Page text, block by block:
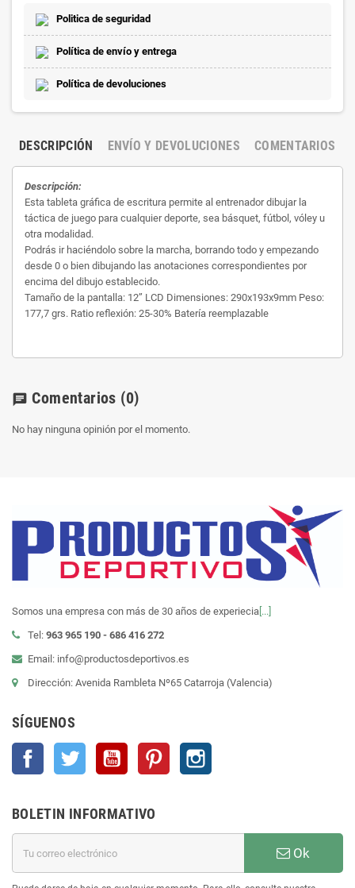
Politica de seguridad
Política de envío y entrega
Política de devoluciones
DESCRIPCIÓN ENVÍO Y DEVOLUCIONES COMENTARIOS
Descripción:
Esta tableta gráfica de escritura permite al entrenador dibujar la
táctica de juego para cualquier deporte, sea básquet, fútbol, vóley u
otra modalidad.
Podrás ir haciéndolo sobre la marcha, borrando todo y empezando
desde 0 o bien dibujando las anotaciones correspondientes por
encima del dibujo establecido.
Tamaño de la pantalla: 12” LCD Dimensiones: 290x193x9mm Peso:
177,7 grs. Ratio reflexión: 25-30% Batería reemplazable
chat Comentarios (0)
No hay ninguna opinión por el momento.
Somos una empresa con más de 30 años de experiecia [...]
Tel: 963 965 190 - 686 416 272
Email: info@productosdeportivos.es
Dirección: Avenida Rambleta Nº65 Catarroja (Valencia)
SÍGUENOS
Facebook Twitter YouTube Pinterest
BOLETIN INFORMATIVO
Ok